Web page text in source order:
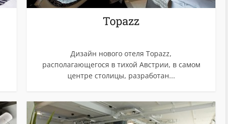
Topazz
Дизайн нового отеля Topazz,
располагающегося в тихой Австрии, в самом
центре столицы, разработан...